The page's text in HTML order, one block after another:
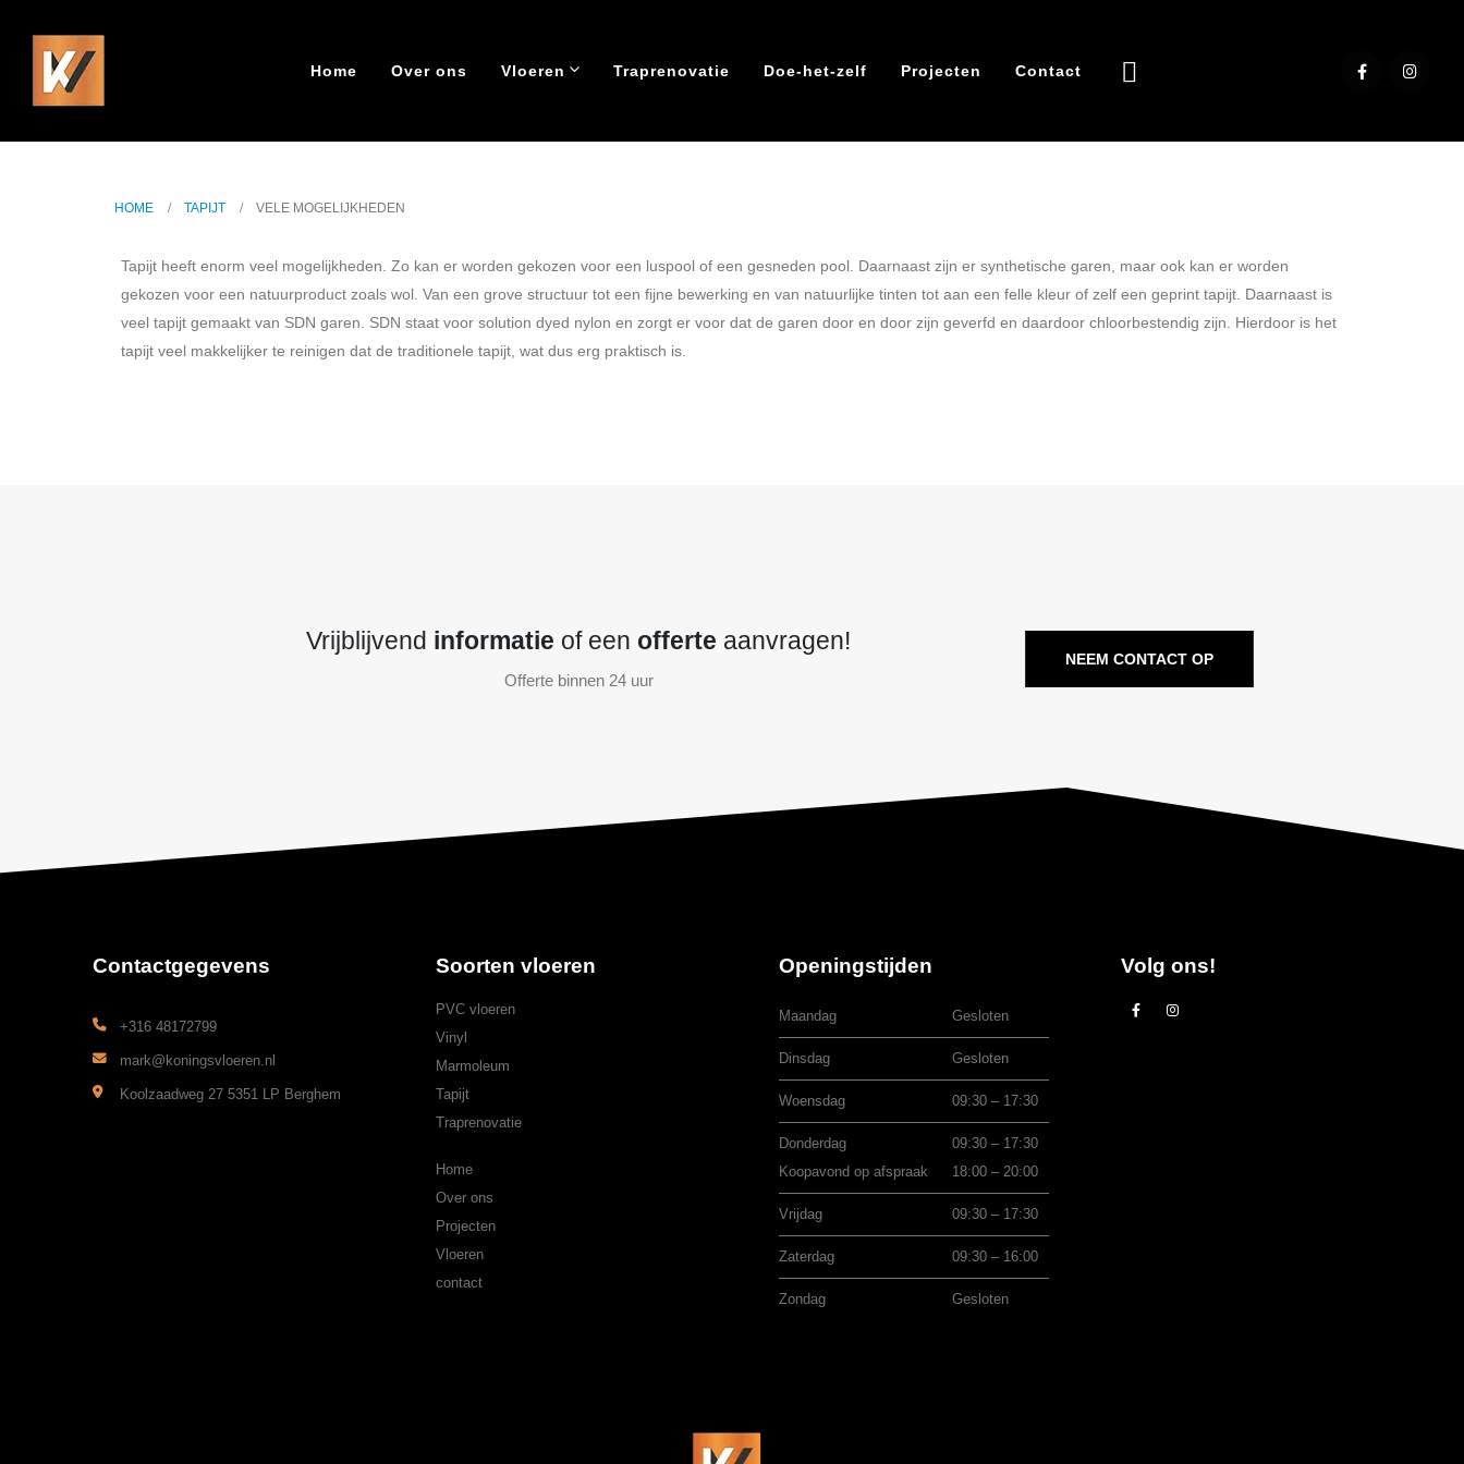
Home Over ons Vloeren Traprenovatie Doe-het-zelf Projecten Contact
HOME TAPIJT VELE MOGELIJKHEDEN
Tapijt heeft enorm veel mogelijkheden. Zo kan er worden gekozen voor een luspool of een gesneden pool. Daarnaast zijn er synthetische garen, maar ook kan er worden
gekozen voor een natuurproduct zoals wol. Van een grove structuur tot een fijne bewerking en van natuurlijke tinten tot aan een felle kleur of zelf een geprint tapijt. Daarnaast is
veel tapijt gemaakt van SDN garen. SDN staat voor solution dyed nylon en zorgt er voor dat de garen door en door zijn geverfd en daardoor chloorbestendig zijn. Hierdoor is het
tapijt veel makkelijker te reinigen dat de traditionele tapijt, wat dus erg praktisch is.
Vrijblijvend informatie of een offerte aanvragen!
Offerte binnen 24 uur
NEEM CONTACT OP
Contactgegevens
+316 48172799
mark@koningsvloeren.nl
Koolzaadweg 27 5351 LP Berghem
Soorten vloeren
PVC vloeren
Vinyl
Marmoleum
Tapijt
Traprenovatie
Home
Over ons
Projecten
Vloeren
contact
Openingstijden
Maandag Gesloten
Dinsdag Gesloten
Woensdag 09:30 – 17:30
Donderdag
Koopavond op afspraak
09:30 – 17:30
18:00 – 20:00
Vrijdag 09:30 – 17:30
Zaterdag 09:30 – 16:00
Zondag Gesloten
Volg ons!